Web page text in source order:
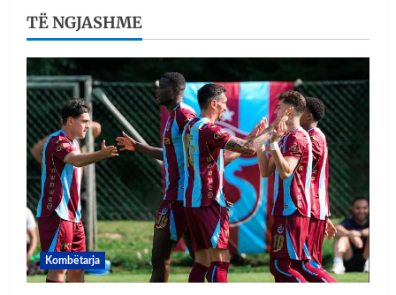
TË NGJASHME
Kombëtarja